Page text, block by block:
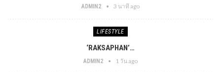
ADMIN2 3 นาที ago
LIFESTYLE
‘RAKSAPHAN’…
ADMIN2 1 วัน ago